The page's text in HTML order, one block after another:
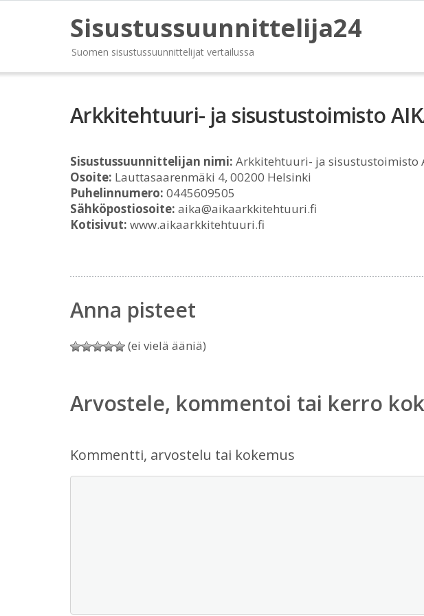
Sisustussuunnittelija24
Suomen sisustussuunnittelijat vertailussa
Arkkitehtuuri- ja sisustustoimisto
Sisustussuunnittelijan nimi: Arkkitehtuuri- ja sisustustoimisto
Osoite: Lauttasaarenmäki 4, 00200 Helsinki
Puhelinnumero: 0445609505
Sähköpostiosoite: aika@aikaarkkitehtuuri.fi
Kotisivut: www.aikaarkkitehtuuri.fi
Anna pisteet
(ei vielä ääniä)
Arvostele, kommentoi tai kerro
Kommentti, arvostelu tai kokemus